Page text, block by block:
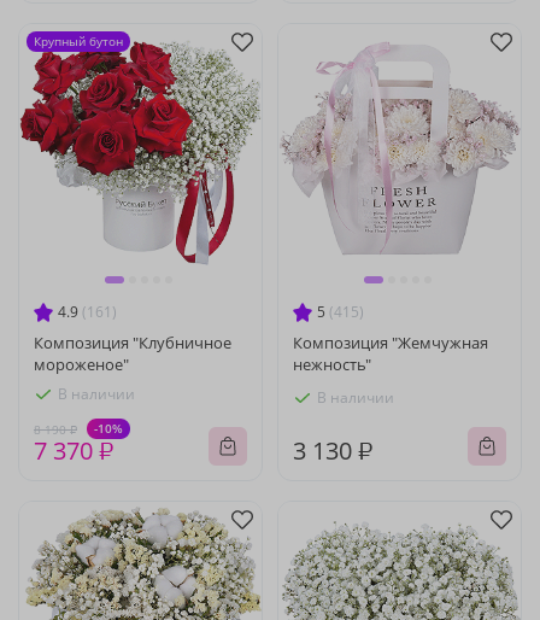
4.9 (161)
Композиция "Клубничное
мороженое"
В наличии
8 190 ₽ -10%
7 370 ₽
Крупный бутон
5 (415)
Композиция "Жемчужная
нежность"
В наличии
3 130 ₽